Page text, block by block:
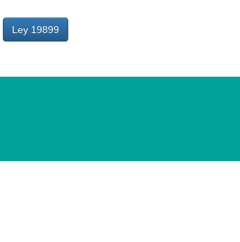
Ley 19899